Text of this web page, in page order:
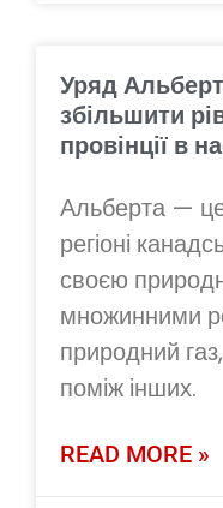
Уряд
збільшити
провінції в
Альберта —
регіоні
своєю
множинними
природний
поміж інших.
READ MORE »